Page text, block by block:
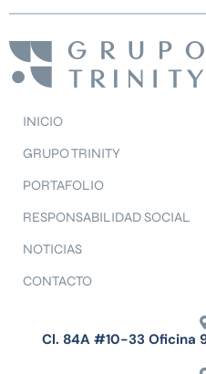
INICIO
GRUPO TRINITY
PORTAFOLIO
RESPONSABILIDAD SOCIAL
NOTICIAS
CONTACTO
Cl. 84A #10-33 Oficina